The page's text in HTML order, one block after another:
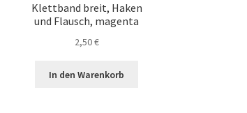
Klettband breit, Haken
und Flausch, magenta
2,50€
In den Warenkorb